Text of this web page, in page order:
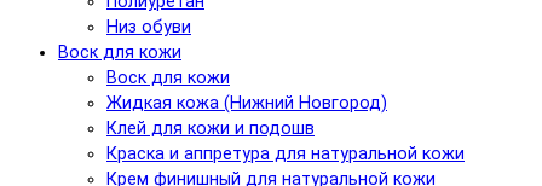
Низ обуви
Воск для кожи
Воск для кожи
Жидкая кожа (Нижний Новгород)
Клей для кожи и подошв
Краска и аппретура для натуральной кожи
Крем финишный для натуральной кожи